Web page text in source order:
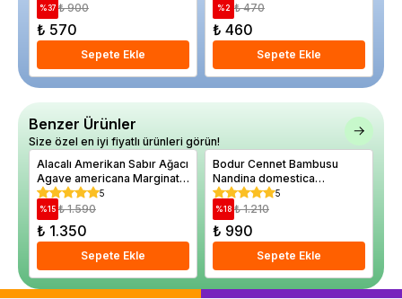
%37 ₺ 900
₺ 570
Sepete Ekle
%2 ₺ 470
₺ 460
Sepete Ekle
Benzer Ürünler
Size özel en iyi fiyatlı ürünleri görün!
Alacalı Amerikan Sabır Ağacı
Agave americana Marginata
30 40 cm Saksıda
5
%15 ₺ 1.590
₺ 1.350
Sepete Ekle
Bodur Cennet Bambusu
Nandina domestica
Firepower Büyük Yaş
Saksıda
5
%18 ₺ 1.210
₺ 990
Sepete Ekle